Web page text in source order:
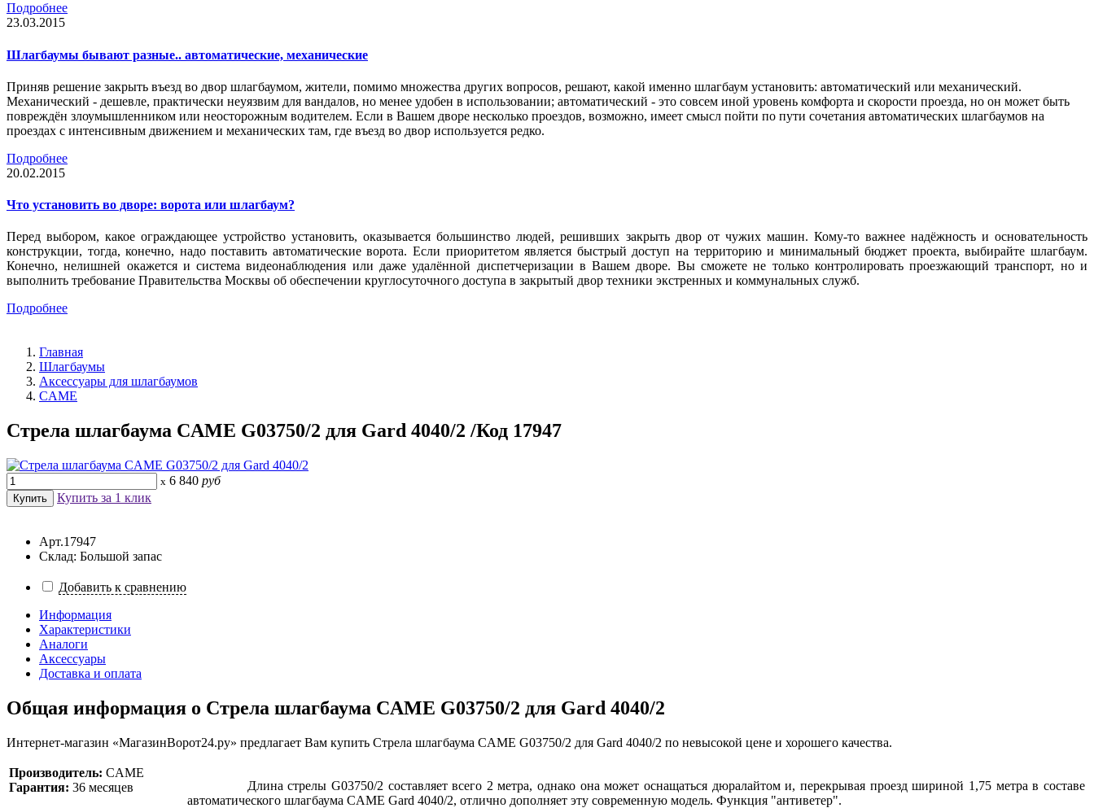
Подробнее
23.03.2015
Шлагбаумы бывают разные.. автоматические, механические
Приняв решение закрыть въезд во двор шлагбаумом, жители, помимо множества других вопросов, решают, какой именно шлагбаум установить: автоматический или механический.
Механический - дешевле, практически неуязвим для вандалов, но менее удобен в использовании; автоматический - это совсем иной уровень комфорта и скорости проезда, но он может быть
повреждён злоумышленником или неосторожным водителем. Если в Вашем дворе несколько проездов, возможно, имеет смысл пойти по пути сочетания автоматических шлагбаумов на
проездах с интенсивным движением и механических там, где въезд во двор используется редко.
Подробнее
20.02.2015
Что установить во дворе: ворота или шлагбаум?
Перед выбором, какое ограждающее устройство установить, оказывается большинство людей, решивших закрыть двор от чужих машин. Кому-то важнее надёжность и основательность
конструкции, тогда, конечно, надо поставить автоматические ворота. Если приоритетом является быстрый доступ на территорию и минимальный бюджет проекта, выбирайте шлагбаум.
Конечно, нелишней окажется и система видеонаблюдения или даже удалённой диспетчеризации в Вашем дворе. Вы сможете не только контролировать проезжающий транспорт, но и
выполнить требование Правительства Москвы об обеспечении круглосуточного доступа в закрытый двор техники экстренных и коммунальных служб.
Подробнее
Главная
Шлагбаумы
Аксессуары для шлагбаумов
CAME
Стрела шлагбаума CAME G03750/2 для Gard 4040/2 /Код 17947
x 6 840 руб
Купить за 1 клик
Арт.17947
Склад: Большой запас
Добавить к сравнению
Информация
Характеристики
Аналоги
Аксессуары
Доставка и оплата
Общая информация о Стрела шлагбаума CAME G03750/2 для Gard 4040/2
Интернет-магазин «МагазинВорот24.ру» предлагает Вам купить Стрела шлагбаума CAME G03750/2 для Gard 4040/2 по невысокой цене и хорошего качества.
Производитель: CAME
Гарантия: 36 месяцев
Длина стрелы G03750/2 составляет всего 2 метра, однако она может оснащаться дюралайтом и, перекрывая проезд шириной 1,75 метра в составе
автоматического шлагбаума CAME Gard 4040/2, отлично дополняет эту современную модель. Функция "антиветер".